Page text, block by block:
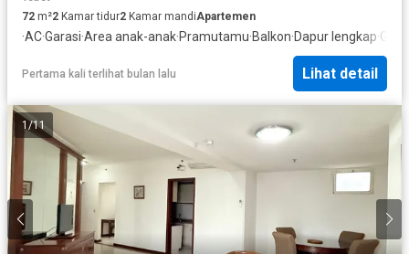
72 m²2 Kamar tidur2 Kamar mandiApartemen
·AC·Garasi·Area anak-anak·Pramutamu·Balkon·Dapur lengkap·Gym
Pertama kali terlihat bulan lalu Lihat detail
1 /11